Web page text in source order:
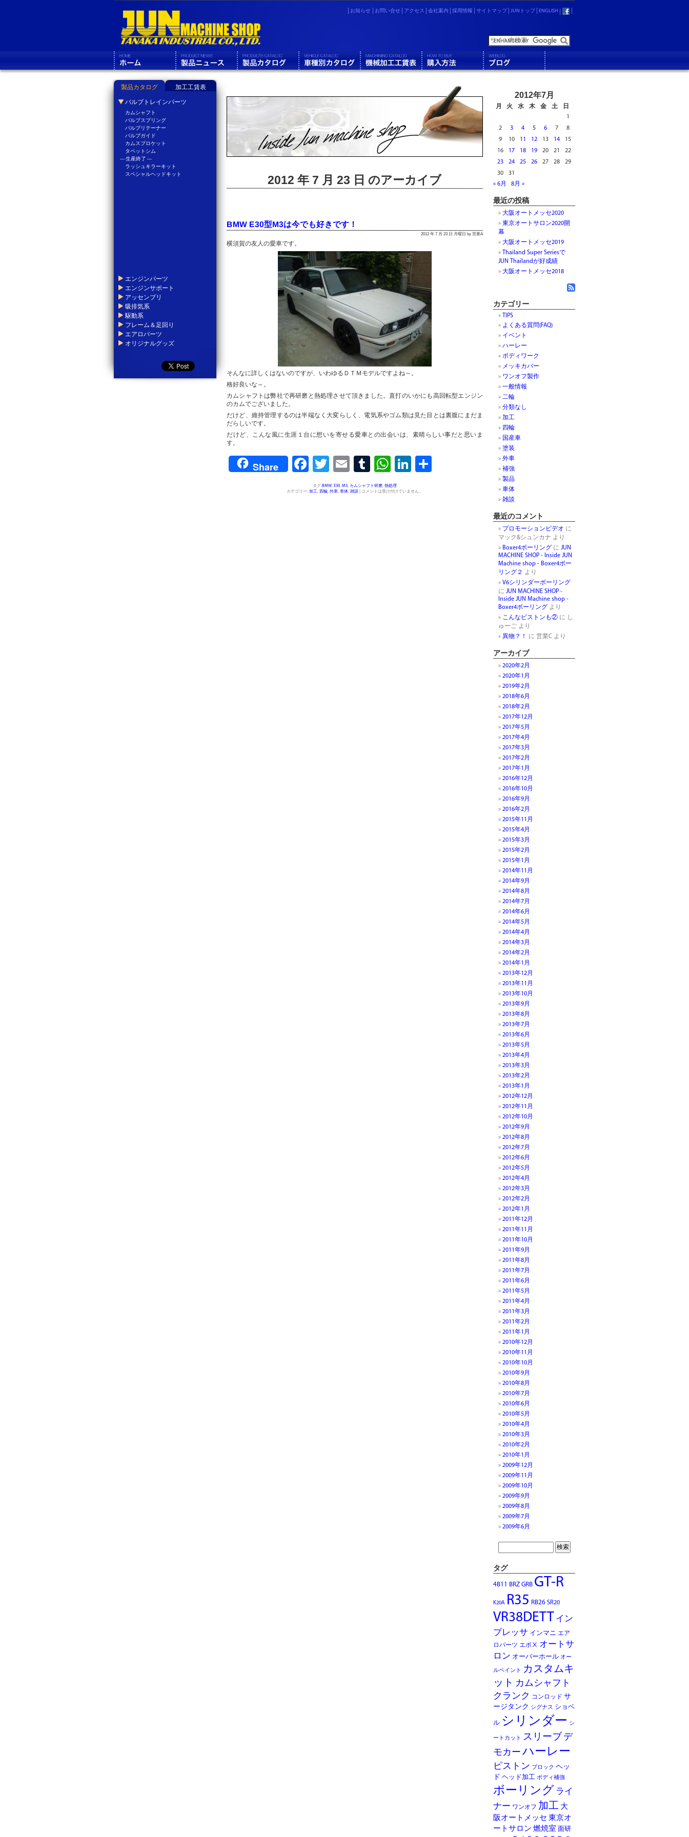
お知らせ お問い合せ アクセス 会社案内 採用情報 サイトマップ JUNトップ ENGLISH
2012 年 7 月 23 日 のアーカイブ
BMW E30型M3は今でも好きです！
2012 年 7 月 23 日 月曜日 by 営業A
横須賀の友人の愛車です。
そんなに詳しくはないのですが、いわゆるＤＴＭモデルですよね～。
格好良いな～。
カムシャフトは弊社で再研磨と熱処理させて頂きました。直打のいかにも高回転型エンジン
のカムでございました。
だけど、維持管理するのは半端なく大変らしく、電気系やゴム類は見た目とは裏腹にまだま
だらしいです。
だけど、こんな風に生涯１台に想いを寄せる愛車との出会いは、素晴らしい事だと思いま
す。
Share Facebook
Twitter
EmailTumblrWhatsApp
LinkedIn
タグ:BMW, E30, M3, カムシャフト研磨, 熱処理
カテゴリー: 加工, 四輪, 外車, 車体, 雑談 コメントは受け付けていません。
2012年7月
月 火 水 木 金 土
日
1
2
3 4 5 6 7
8
9
10 11 12 13 14
15
16
17 18 19 20 21
22
23
24 25 26 27 28
29
30
31
« 6月
8月 »
最近の投稿
大阪オートメッセ2020
東京オートサロン2020開
幕
大阪オートメッセ2019
Thailand Super Seriesで
JUN Thailandが好成績
大阪オートメッセ2018
カテゴリー
TIPS
よくある質問(FAQ)
イベント
ハーレー
ボディワーク
メッキカバー
ワンオフ製作
一般情報
二輪
分類なし
加工
四輪
国産車
塗装
外車
補強
製品
車体
雑談
最近のコメント
プロモーションビデオ に
マック&シュンカナ より
Boxer4ボーリング に JUN
MACHINE SHOP - Inside JUN
Machine shop - Boxer4ボー
リング２ より
V6シリンダーボーリング
に JUN MACHINE SHOP -
Inside JUN Machine shop -
Boxer4ボーリング より
こんなピストンも② に し
ゅーご より
異物？！
に 営業C より
アーカイブ
2020年2月
2020年1月
2019年2月
2018年6月
2018年2月
2017年12月
2017年5月
2017年4月
2017年3月
2017年2月
2017年1月
2016年12月
2016年10月
2016年9月
2016年2月
2015年11月
2015年4月
2015年3月
2015年2月
2015年1月
2014年11月
2014年9月
2014年8月
2014年7月
2014年6月
2014年5月
2014年4月
2014年3月
2014年2月
2014年1月
2013年12月
2013年11月
2013年10月
2013年9月
2013年8月
2013年7月
2013年6月
2013年5月
2013年4月
2013年3月
2013年2月
2013年1月
2012年12月
2012年11月
2012年10月
2012年9月
2012年8月
2012年7月
2012年6月
2012年5月
2012年4月
2012年3月
2012年2月
2012年1月
2011年12月
2011年11月
2011年10月
2011年9月
2011年8月
2011年7月
2011年6月
2011年5月
2011年4月
2011年3月
2011年2月
2011年1月
2010年12月
2010年11月
2010年10月
2010年9月
2010年8月
2010年7月
2010年6月
2010年5月
2010年4月
2010年3月
2010年2月
2010年1月
2009年12月
2009年11月
2009年10月
2009年9月
2009年8月
2009年7月
2009年6月
タグ
4B11 BRZ GRB GT-R
K20A R35 RB26 SR20
VR38DETT イン
プレッサ インマニ エア
ロパーツ エボⅩ オートサ
ロン オーバーホール オー
ルペイント
カスタムキ
ット カムシャフト
クランク コンロッド サ
ージタンク シグナス ショベ
ル シリンダー シ
ートカット スリーブ デ
モカー ハーレー
ピストン ブロック ヘッ
ド ヘッド加工 ボディ補強
ボーリング ライ
ナー ワンオフ 加工 大
阪オートメッセ 東京オ
ートサロン 燃焼室 面研
製品カタログ 加工工賃表
バルブトレインパーツ
カムシャフト
バルブスプリング
バルブリテーナー
バルブガイド
カムスプロケット
タペットシム
--- 生産終了 ---
ラッシュキラーキット
スペシャルヘッドキット
エンジンパーツ
エンジンサポート
アッセンブリ
吸排気系
駆動系
フレーム＆足回り
エアロパーツ
オリジナルグッズ